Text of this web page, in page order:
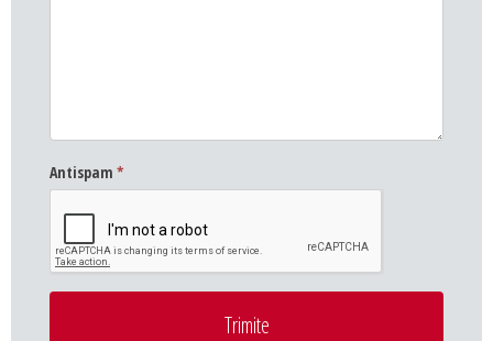
Antispam *
Trimite